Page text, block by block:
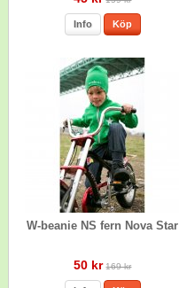
Info Köp
W-beanie NS fern Nova Star
50 kr 169 kr